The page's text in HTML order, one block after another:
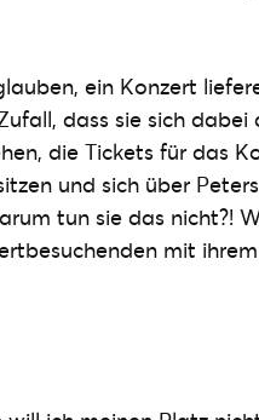
ein Konzert
dass sie sich dabei
die Tickets für das
und sich über
tun sie das nicht?!
mit ihrem